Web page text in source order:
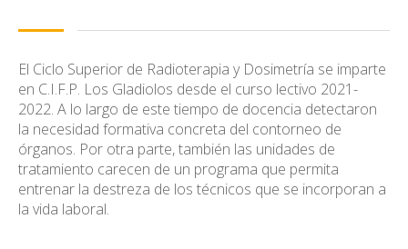
El Ciclo Superior de Radioterapia y Dosimetría se imparte
en C.I.F.P. Los Gladiolos desde el curso lectivo 2021-
2022. A lo largo de este tiempo de docencia detectaron
la necesidad formativa concreta del contorneo de
órganos. Por otra parte, también las unidades de
tratamiento carecen de un programa que permita
entrenar la destreza de los técnicos que se incorporan a
la vida laboral.